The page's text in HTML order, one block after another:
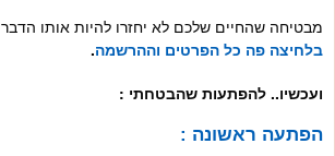
מבטיחה שהחיים שלכם לא יחזרו להיות אותו הדבר
בלחיצה פה כל הפרטים וההרשמה.
ועכשיו.. להפתעות שהבטחתי :
הפתעה ראשונה :